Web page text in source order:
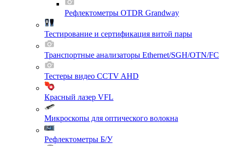
Рефлектометры OTDR Grandway
Тестирование и сертификация витой пары
Транспортные анализаторы Ethernet/SGH/OTN/FC
Тестеры видео CCTV AHD
Красный лазер VFL
Микроскопы для оптического волокна
Рефлектометры Б/У